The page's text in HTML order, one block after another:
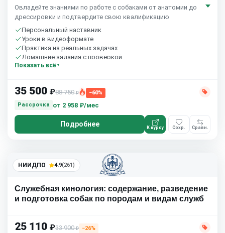
Овладейте знаниями по работе с собаками от анатомии до
дрессировки и подтвердите свою квалификацию
Персональный наставник
Уроки в видеоформате
Практика на реальных задачах
Домашние задания с проверкой
Бесплатный пробный урок
Показать всё
35 500 ₽88 750₽
−60%
Рассрочка
от 2 958 ₽/мес
Подробнее К курсу Сохр. Сравн.
НИИДПО 4.9(261)
Служебная кинология: содержание, разведение
и подготовка собак по породам и видам служб
25 110 ₽33 900₽ −26%